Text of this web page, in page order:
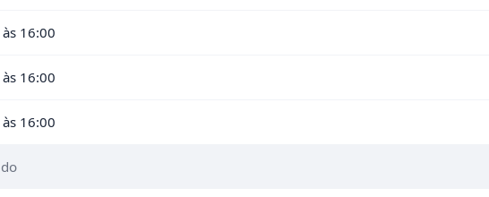
16:00
16:00
16:00